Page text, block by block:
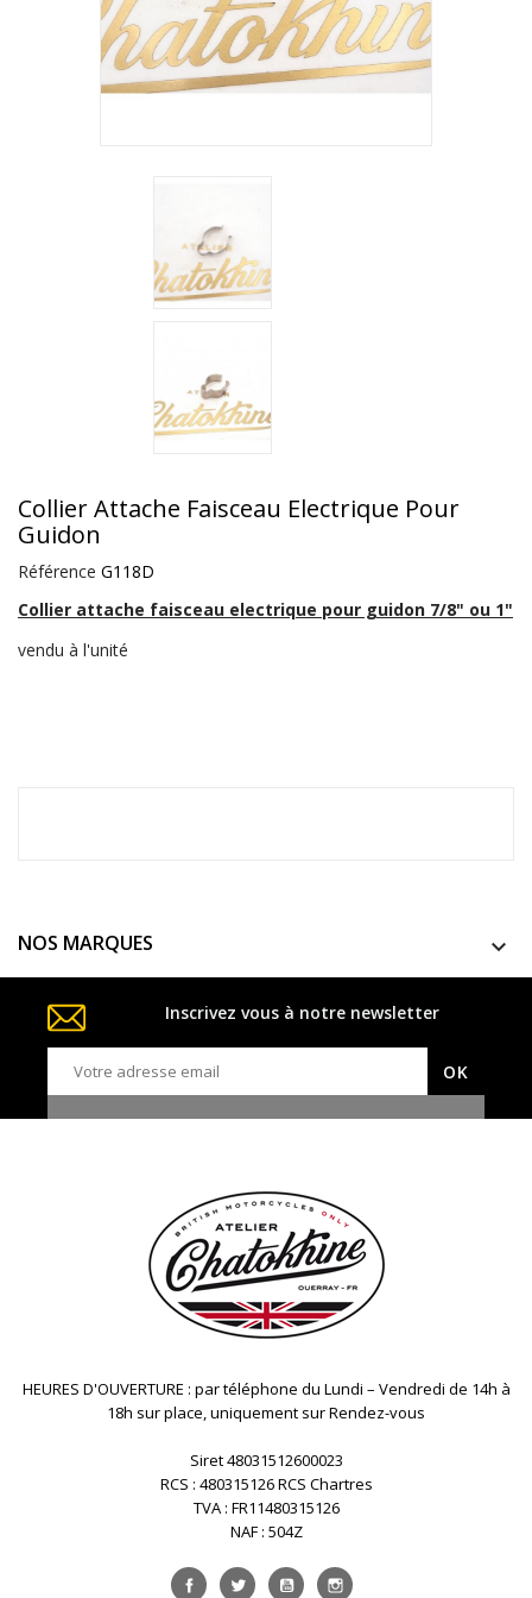
Collier Attache Faisceau Electrique Pour
Guidon
Référence G118D
Collier attache faisceau electrique pour guidon 7/8" ou 1"
vendu à l'unité
NOS MARQUES 
Inscrivez vous à notre newsletter
HEURES D'OUVERTURE : par téléphone du Lundi – Vendredi de 14h à
18h sur place, uniquement sur Rendez-vous
Siret 48031512600023
RCS : 480315126 RCS Chartres
TVA : FR11480315126
NAF : 504Z
FacebookTwitter YouTube